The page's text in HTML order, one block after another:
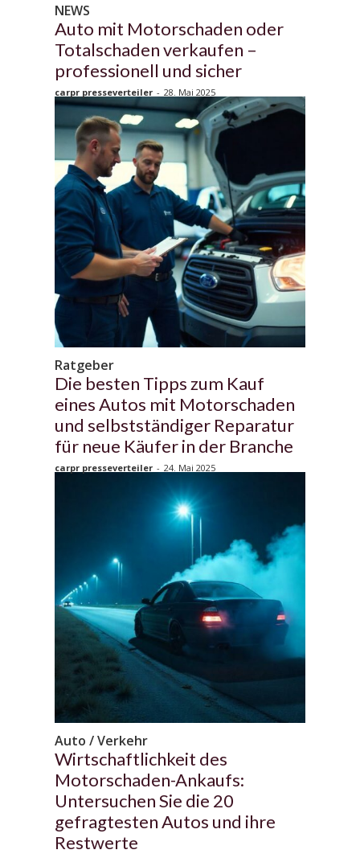
NEWS
Auto mit Motorschaden oder
Totalschaden verkaufen –
professionell und sicher
carpr presseverteiler - 28. Mai 2025
Ratgeber
Die besten Tipps zum Kauf
eines Autos mit Motorschaden
und selbstständiger Reparatur
für neue Käufer in der Branche
carpr presseverteiler - 24. Mai 2025
Auto / Verkehr
Wirtschaftlichkeit des
Motorschaden-Ankaufs:
Untersuchen Sie die 20
gefragtesten Autos und ihre
Restwerte